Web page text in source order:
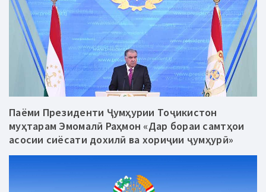
Паёми Президенти Ҷумҳурии Тоҷикистон
муҳтарам Эмомалӣ Раҳмон «Дар бораи самтҳои
асосии сиёсати дохилӣ ва хориҷии ҷумҳурӣ»